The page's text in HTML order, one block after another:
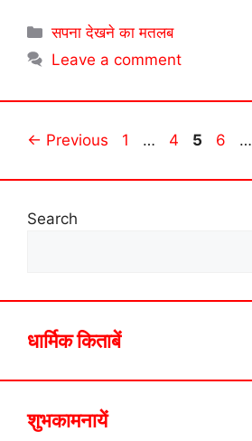
Categories
सपना देखने का मतलब
Leave a comment
← Previous Page
1 … Page
4 Page
5 Page
6 …
Search
धार्मिक किताबें
शुभकामनायें